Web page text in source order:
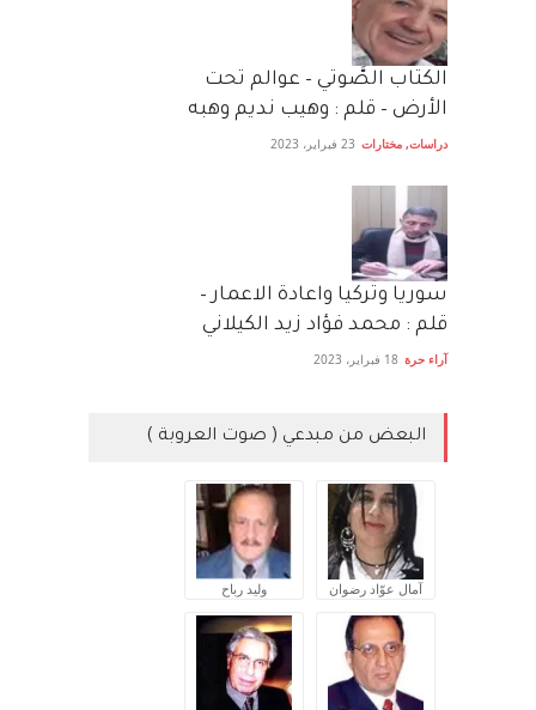
الكتاب الصَّوتي – عوالم تحت
الأرض – قلم : وهيب نديم وهبه
دراسات, مختارات 23 فبراير، 2023
سوريا وتركيا واعادة الاعمار –
قلم : محمد فؤاد زيد الكيلاني
آراء حرة 18 فبراير، 2023
البعض من مبدعي ( صوت العروبة )
آمال عوّاد رضوان وليد رباح